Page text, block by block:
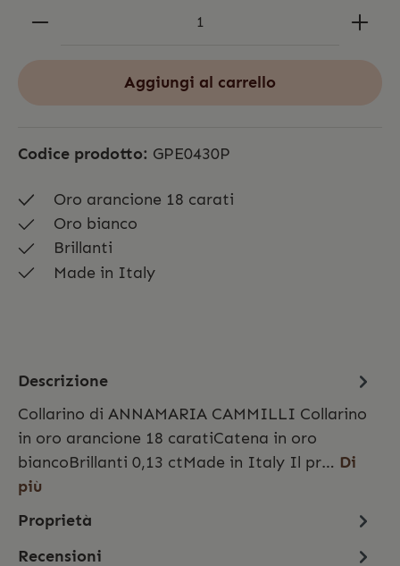
Aggiungi al carrello
Codice prodotto: GPE0430P
Oro arancione 18 carati
Oro bianco
Brillanti
Made in Italy
Descrizione
Collarino di ANNAMARIA CAMMILLI Collarino
in oro arancione 18 caratiCatena in oro
biancoBrillanti 0,13 ctMade in Italy Il pr… Di
più
Proprietà
Recensioni